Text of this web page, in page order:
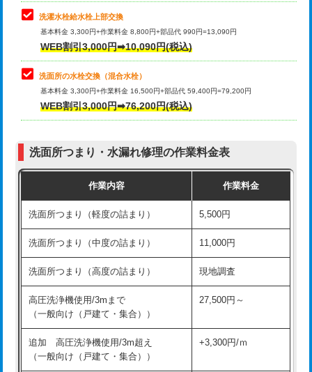
排水管工事（追加 排水管工事/3ｍ超
え）
マス交換（土の掘削・埋め戻し作業）
マス交換（深さ50㎝未満）
マス交換（深さ50㎝以上）
モルタル補修（厚さ10㎝まで） 27,500円
モルタル補修（厚さ10㎝超え） 38,500円
洗面台設置 38,500円
バスタブ設置 現場見積
追加人工 16,500円
廃棄・処分 現場見積
※給水管工事は20mmまでの価格です。
交換・取付（タンク）
交換・取付(単水栓（壁付・デッキ
式）)
交換・取付(混合水栓（壁付・デッキ
式・ワンホール）)
16,500円+材料費
（P/S/ポップアップ））
交換・取付（その他部品） 11,000円+材料費
持込商品取付（単水栓） 13,200円
持込商品取付（混合水栓） 16,500円
持込商品取付（浄水器・分岐水栓） 16,500円
給水管工事※（ホール加工) 16,500円
給水管工事※（バンド止め)
給水管工事※（支持金具設置) 5,500円
洗濯水栓給水栓上部交換
基本料金 3,300円+作業料金 8,800円+部品代 990円=13,090円
WEB割引3,000円➡10,090円(税込)
洗面所の水栓交換（混合水栓）
基本料金 3,300円+作業料金 16,500円+部品代 59,400円=79,200円
WEB割引3,000円➡76,200円(税込)
洗面所つまり・水漏れ修理の作業料金表
作業内容 作業料金
洗面所つまり（軽度の詰まり） 5,500円
洗面所つまり（中度の詰まり） 11,000円
洗面所つまり（高度の詰まり） 現地調査
高圧洗浄機使用/3mまで
（一般向け（戸建て・集合））
27,500円～
追加 高圧洗浄機使用/3m超え
（一般向け（戸建て・集合））
+3,300円/ｍ